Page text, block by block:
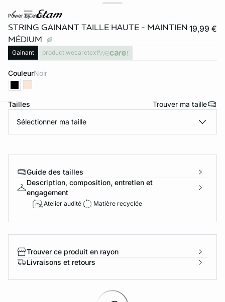
power by etam
STRING GAINANT TAILLE HAUTE - MAINTIEN
MÉDIUM
19,99 €
Gainant product.wecaretext
Couleur noir
Tailles Trouver ma taille
Sélectionner ma taille
Guide des tailles
Description, composition, entretien et
engagement
Atelier audité Matière recyclée
Trouver ce produit en rayon
Livraisons et retours